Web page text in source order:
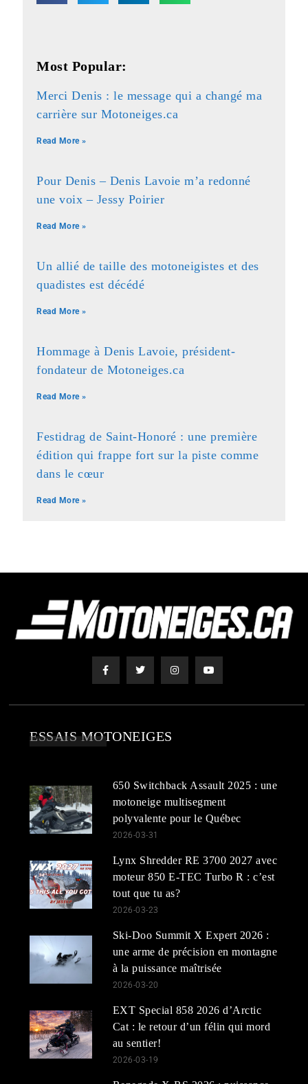
Most Popular:
Merci Denis : le message qui a changé ma
carrière sur Motoneiges.ca
Read More »
Pour Denis – Denis Lavoie m’a redonné
une voix – Jessy Poirier
Read More »
Un allié de taille des motoneigistes et des
quadistes est décédé
Read More »
Hommage à Denis Lavoie, président-
fondateur de Motoneiges.ca
Read More »
Festidrag de Saint-Honoré : une première
édition qui frappe fort sur la piste comme
dans le cœur
Read More »
ESSAIS MOTONEIGES
650 Switchback Assault 2025 : une
motoneige multisegment
polyvalente pour le Québec
2026-03-31
Lynx Shredder RE 3700 2027 avec
moteur 850 E-TEC Turbo R : c’est
tout que tu as?
2026-03-23
Ski-Doo Summit X Expert 2026 :
une arme de précision en montagne
à la puissance maîtrisée
2026-03-20
EXT Special 858 2026 d’Arctic
Cat : le retour d’un félin qui mord
au sentier!
2026-03-19